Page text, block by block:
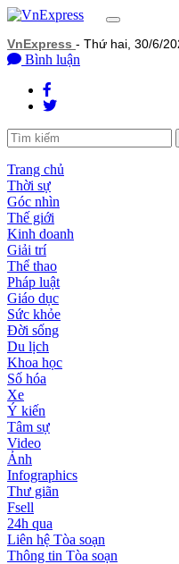
Toggle
VnExpress - Thứ hai, 30/6/
Bình luận
Trang chủ
Thời sự
Góc nhìn
Thế giới
Kinh doanh
Giải trí
Thể thao
Pháp luật
Giáo dục
Sức khỏe
Đời sống
Du lịch
Khoa học
Số hóa
Xe
Ý kiến
Tâm sự
Video
Ảnh
Infographics
Thư giãn
Fsell
24h qua
Liên hệ Tòa soạn
Thông tin Tòa soạn